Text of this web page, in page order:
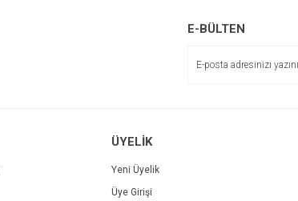
E-BÜLTEN
ÜYELİK
Yeni Üyelik
Üye Girişi